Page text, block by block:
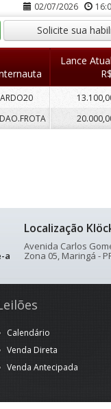
02/07/2026
Solicite sua
Lance Atual
R$
a
Localização
Avenida Carlos
Zona 05, Maringá -
Calendário
Venda Direta
Venda Antecipada